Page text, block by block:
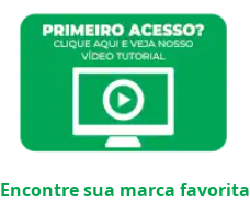
Encontre sua marca favorita